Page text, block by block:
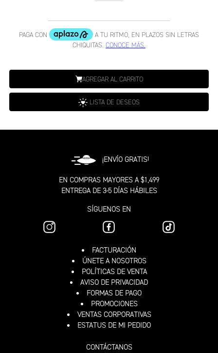
AGREGAR AL CARRITO
LISTA DE DESEOS
¡ENVÍO GRATIS!
EN COMPRAS MAYORES A $1,499
ENTREGA DE 3-5 DÍAS HÁBILES
SÍGUENOS EN
FACTURACIÓN
ÚNETE A NOSOTROS
POLÍTICAS DE VENTA
AVISO DE PRIVACIDAD
FORMAS DE PAGO
PROMOCIONES
VENTAS CORPORATIVAS
ESTATUS DE MI PEDIDO
CONTÁCTANOS